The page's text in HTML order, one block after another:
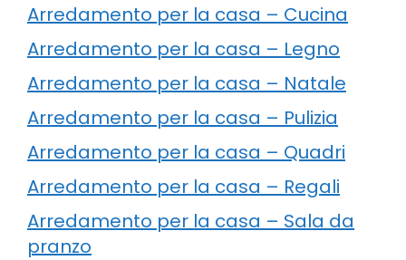
Arredamento per la casa – Cucina
Arredamento per la casa – Legno
Arredamento per la casa – Natale
Arredamento per la casa – Pulizia
Arredamento per la casa – Quadri
Arredamento per la casa – Regali
Arredamento per la casa – Sala da
pranzo